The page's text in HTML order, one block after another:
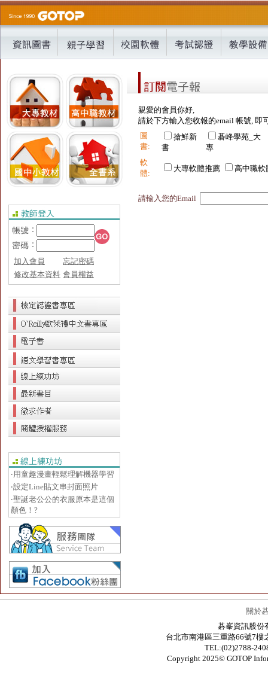
加入會員
忘記密碼
修改基本資料 會員權益
‧用童趣漫畫輕鬆理解機器學習
‧設定Line貼文串封面照片
‧聖誕老公公的衣服原本是這個
顏色！?
親愛的會員你好,
請於下方輸入您收報的email 帳號, 即
圖
書:
搶鮮新
書
碁峰學苑_大
專
軟
體:
大專軟體推薦 高中職軟
請輸入您的Email
關於
碁峯資訊股份
台北市南港區三重路66號7樓
TEL:(02)2788-
Copyright 2025© GOTOP